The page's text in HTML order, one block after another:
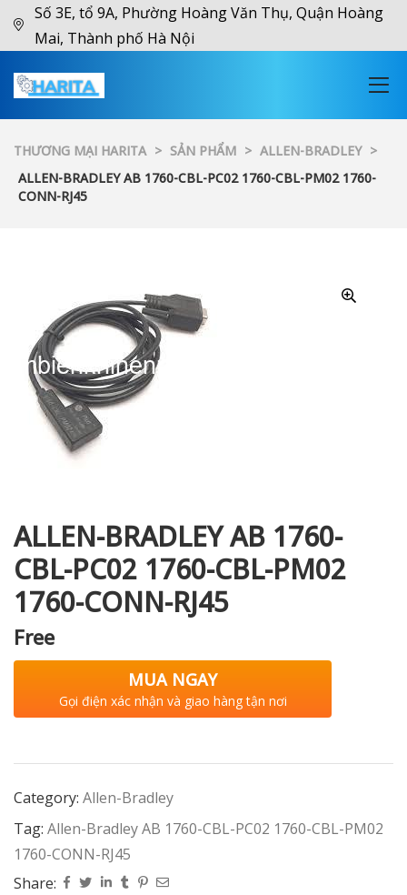
Số 3E, tổ 9A, Phường Hoàng Văn Thụ, Quận Hoàng
Mai, Thành phố Hà Nội
THƯƠNG MẠI HARITA > SẢN PHẨM > ALLEN-BRADLEY >
ALLEN-BRADLEY AB 1760-CBL-PC02 1760-CBL-PM02 1760-
CONN-RJ45
ALLEN-BRADLEY AB 1760-
CBL-PC02 1760-CBL-PM02
1760-CONN-RJ45
Free
MUA NGAY
Gọi điện xác nhận và giao hàng tận nơi
Category: Allen-Bradley
Tag: Allen-Bradley AB 1760-CBL-PC02 1760-CBL-PM02
1760-CONN-RJ45
Share: